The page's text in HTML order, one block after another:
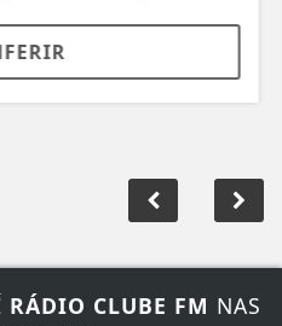
RÁDIO CLUBE FMNAS
SOCIAIS